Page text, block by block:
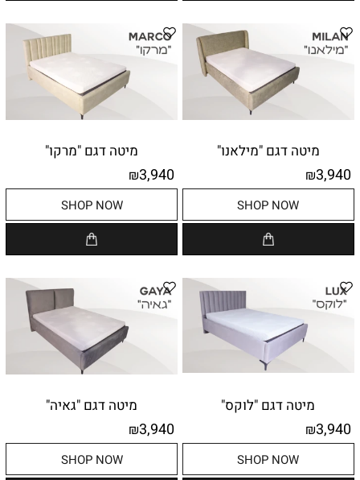
מיטה דגם "מילאנו"
₪3,940
SHOP NOW
מיטה דגם "מרקו"
₪3,940
SHOP NOW
מיטה דגם "לוקס"
₪3,940
SHOP NOW
מיטה דגם "גאיה"
₪3,940
SHOP NOW